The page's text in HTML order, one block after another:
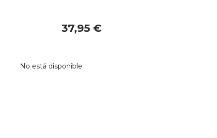
37,95 €
No está disponible